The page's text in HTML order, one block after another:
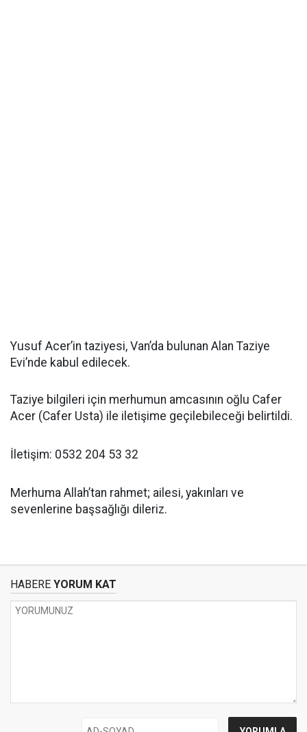
Yusuf Acer’in taziyesi, Van’da bulunan Alan Taziye
Evi’nde kabul edilecek.
Taziye bilgileri için merhumun amcasının oğlu Cafer
Acer (Cafer Usta) ile iletişime geçilebileceği belirtildi.
İletişim: 0532 204 53 32
Merhuma Allah’tan rahmet; ailesi, yakınları ve
sevenlerine başsağlığı dileriz.
HABERE YORUM KAT